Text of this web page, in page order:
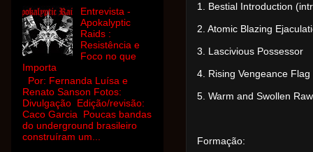
1. Bestial Introduction
2. Atomic Blazing
3. Lascivious Possessor
4. Rising Vengeance Flag
5. Warm and Swollen
Formação:
Entrevista -
Apokalyptic
Raids :
Resistência e
Foco no que
Importa
Por: Fernanda Luísa e
Renato Sanson Fotos:
Divulgação Edição/revisão:
Caco Garcia Poucas bandas
do underground brasileiro
construíram um...